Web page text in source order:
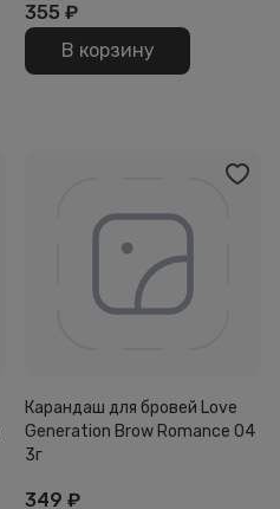
355 ₽
В корзину
Карандаш для бровей Love
Generation Brow Romance 04
3г
349 ₽